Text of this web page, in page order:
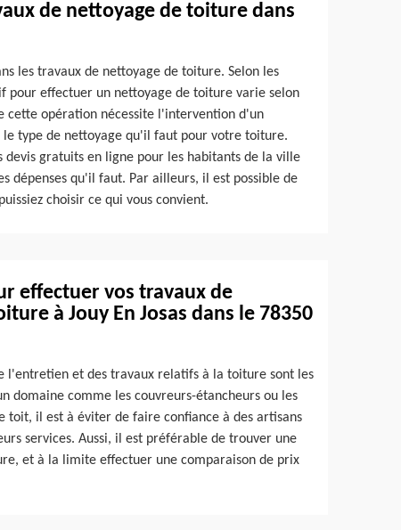
de nettoyage de toiture dans
les travaux de nettoyage de toiture. Selon les
pour effectuer un nettoyage de toiture varie selon
cette opération nécessite l'intervention d'un
type de nettoyage qu'il faut pour votre toiture.
devis gratuits en ligne pour les habitants de la ville
dépenses qu'il faut. Par ailleurs, il est possible de
choisir ce qui vous convient.
effectuer vos travaux de
à Jouy En Josas dans le 78350
l'entretien et des travaux relatifs à la toiture sont les
domaine comme les couvreurs-étancheurs ou les
toit, il est à éviter de faire confiance à des artisans
services. Aussi, il est préférable de trouver une
et à la limite effectuer une comparaison de prix